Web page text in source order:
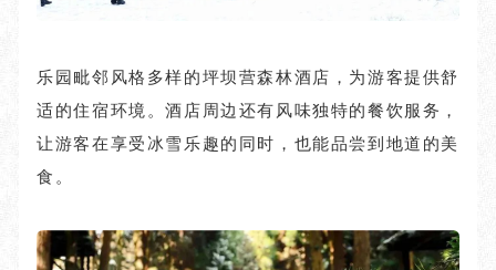
乐园毗邻风格多样的坪坝营森林酒店，为游客提供舒
适的住宿环境。酒店周边还有风味独特的餐饮服务，
让游客在享受冰雪乐趣的同时，也能品尝到地道的美
食。